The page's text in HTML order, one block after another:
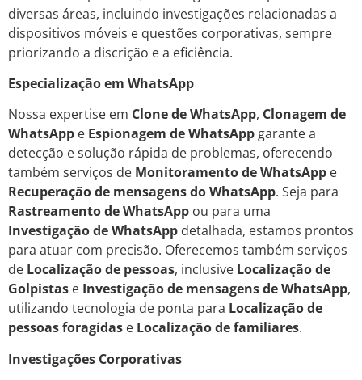
diversas áreas, incluindo investigações relacionadas a
dispositivos móveis e questões corporativas, sempre
priorizando a discrição e a eficiência.
Especialização em WhatsApp
Nossa expertise em Clone de WhatsApp, Clonagem de
WhatsApp e Espionagem de WhatsAppgarante a
detecção e solução rápida de problemas, oferecendo
também serviços de Monitoramento de WhatsApp e
Recuperação de mensagens do WhatsApp. Seja para
Rastreamento de WhatsApp ou para uma
Investigação de WhatsApp detalhada, estamos prontos
para atuar com precisão. Oferecemos também serviços
de Localização de pessoas, inclusive Localização de
Golpistas e Investigação de mensagens de WhatsApp,
utilizando tecnologia de ponta para Localização de
pessoas foragidas e Localização de familiares.
Investigações Corporativas